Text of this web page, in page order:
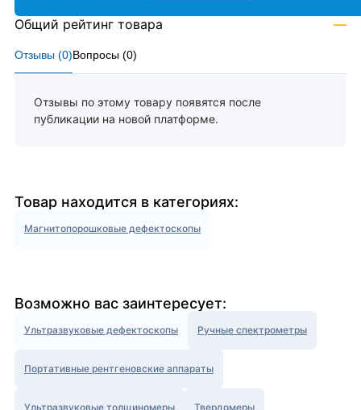
Отзывы (0)Вопросы (0)
Отзывы по этому товару появятся после
публикации на новой платформе.
Общий рейтинг товара —
Товар находится в категориях:
Магнитопорошковые дефектоскопы
Возможно вас заинтересует:
Ультразвуковые дефектоскопы Ручные спектрометры
Портативные рентгеновские аппараты
Ультразвуковые толщиномеры Твердомеры